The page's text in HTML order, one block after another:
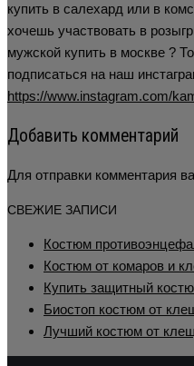
купить в салехард или в
хочешь участвовать в
мужской купить в москве ?
подписаться на наш
https://www.instagram.com/
Добавить комментарий
Для отправки комментария
СВЕЖИЕ ЗАПИСИ
Костюм
Костюм от комаров и
Купить защитный
Биостоп костюм от
Лучший костюм от